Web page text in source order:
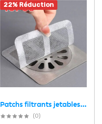
22% Réduction
Patchs filtrants jetables pour douche 10PCS- مصفاة حمام
(0)